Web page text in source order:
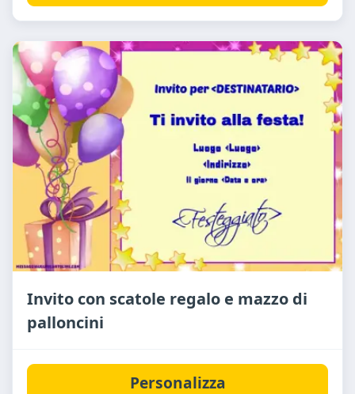
Invito con scatole regalo e mazzo di
palloncini
Personalizza